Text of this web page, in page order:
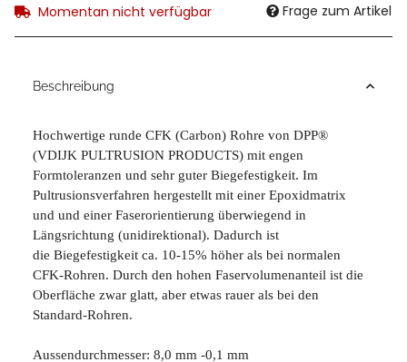
Momentan nicht verfügbar Frage zum Artikel
Beschreibung
Hochwertige runde CFK (Carbon) Rohre von DPP®
(VDIJK PULTRUSION PRODUCTS) mit engen
Formtoleranzen und sehr guter Biegefestigkeit. Im
Pultrusionsverfahren hergestellt mit einer Epoxidmatrix
und und einer Faserorientierung überwiegend in
Längsrichtung (unidirektional). Dadurch ist
die Biegefestigkeit ca. 10-15% höher als bei normalen
CFK-Rohren. Durch den hohen Faservolumenanteil ist die
Oberfläche zwar glatt, aber etwas rauer als bei den
Standard-Rohren.
Aussendurchmesser: 8,0 mm -0,1 mm